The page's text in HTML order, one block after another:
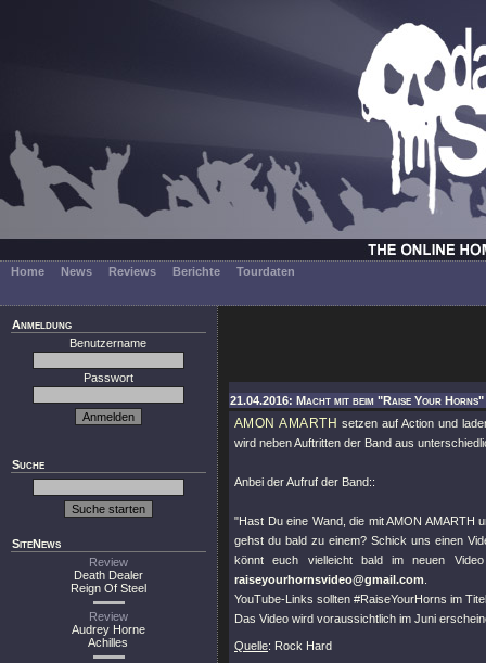
Home News Reviews Berichte Tourdaten
Anmeldung
Benutzername
Passwort
Suche
SiteNews
Review
Death Dealer
Reign Of Steel
Review
Audrey Horne
Achilles
21.04.2016: Macht mit beim "Raise Your
AMON AMARTH setzen auf Action und
wird neben Auftritten der Band aus
Anbei der Aufruf der Band::
"Hast Du eine Wand, die mit AMON AMARTH
gehst du bald zu einem? Schick uns einen
könnt euch vielleicht bald im neuen
raiseyourhornsvideo@gmail.com
YouTube-Links sollten #RaiseYourHorns im
Das Video wird voraussichtlich im Juni
Quelle: Rock Hard